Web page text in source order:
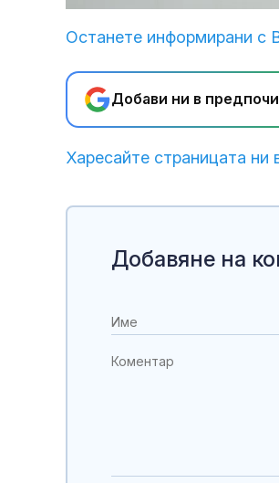
Останете информирани с
Добави ни в
Харесайте страницата ни
Добавяне на